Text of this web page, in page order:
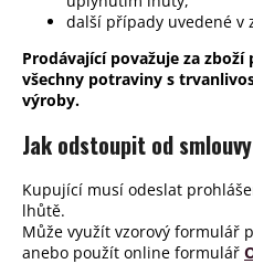
další případy uvedené v
Prodávající považuje za
všechny potraviny s
výroby.
Jak odstoupit od smlouvy
Kupující musí odeslat
lhůtě.
Může využít vzorový formulář
anebo použít online formulář